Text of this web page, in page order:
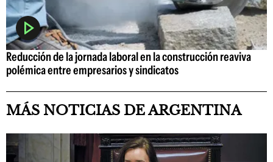
Reducción de la jornada laboral en la construcción reaviva
polémica entre empresarios y sindicatos
MÁS NOTICIAS DE ARGENTINA